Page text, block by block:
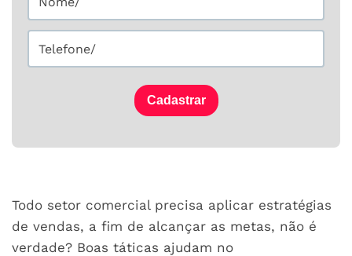
Todo setor comercial precisa aplicar estratégias
de vendas, a fim de alcançar as metas, não é
verdade? Boas táticas ajudam no
Cadastrar